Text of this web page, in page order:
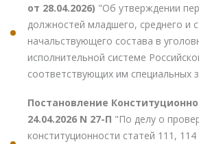
от 28.04.2026) "Об утверждении
должностей младшего, среднего и
начальствующего состава в
исполнительной системе
соответствующих им специальных
Постановление
24.04.2026 N 27-П "По делу о
конституционности статей 111,